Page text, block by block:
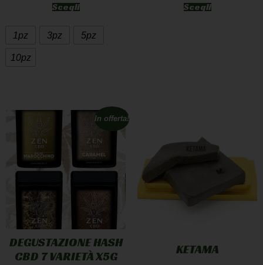
Scegli
1pz 3pz 5pz
10pz
Scegli
In offerta!
DEGUSTAZIONE HASH
CBD 7 VARIETÀ X5G
KETAMA